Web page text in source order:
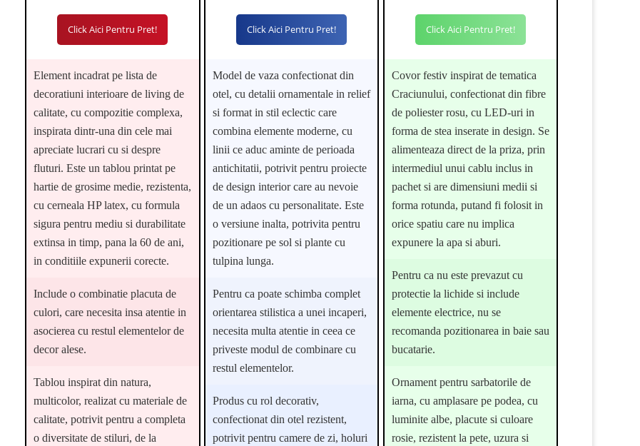
Click Aici Pentru Pret!
Element incadrat pe lista de
decoratiuni interioare de living de
calitate, cu compozitie complexa,
inspirata dintr-una din cele mai
apreciate lucrari cu si despre
fluturi. Este un tablou printat pe
hartie de grosime medie, rezistenta,
cu cerneala HP latex, cu formula
sigura pentru mediu si durabilitate
extinsa in timp, pana la 60 de ani,
in conditiile expunerii corecte.
Include o combinatie placuta de
culori, care necesita insa atentie in
asocierea cu restul elementelor de
decor alese.
Tablou inspirat din natura,
multicolor, realizat cu materiale de
calitate, potrivit pentru a completa
o diversitate de stiluri, de la
Click Aici Pentru Pret!
Model de vaza confectionat din
otel, cu detalii ornamentale in relief
si format in stil eclectic care
combina elemente moderne, cu
linii ce aduc aminte de perioada
antichitatii, potrivit pentru proiecte
de design interior care au nevoie
de un adaos cu personalitate. Este
o versiune inalta, potrivita pentru
pozitionare pe sol si plante cu
tulpina lunga.
Pentru ca poate schimba complet
orientarea stilistica a unei incaperi,
necesita multa atentie in ceea ce
priveste modul de combinare cu
restul elementelor.
Produs cu rol decorativ,
confectionat din otel rezistent,
potrivit pentru camere de zi, holuri
Click Aici Pentru Pret!
Covor festiv inspirat de tematica
Craciunului, confectionat din fibre
de poliester rosu, cu LED-uri in
forma de stea inserate in design. Se
alimenteaza direct de la priza, prin
intermediul unui cablu inclus in
pachet si are dimensiuni medii si
forma rotunda, putand fi folosit in
orice spatiu care nu implica
expunere la apa si aburi.
Pentru ca nu este prevazut cu
protectie la lichide si include
elemente electrice, nu se
recomanda pozitionarea in baie sau
bucatarie.
Ornament pentru sarbatorile de
iarna, cu amplasare pe podea, cu
luminite albe, placute si culoare
rosie, rezistent la pete, uzura si